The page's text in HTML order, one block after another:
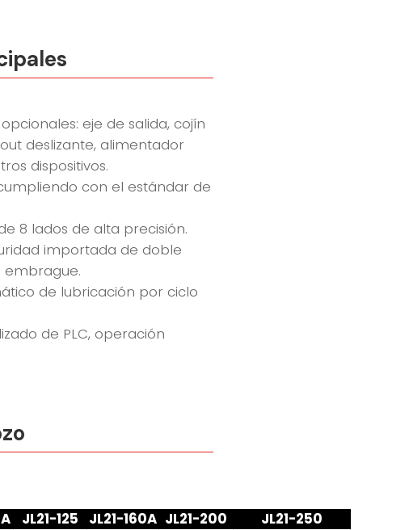
eje de salida, cojín
deslizante, alimentador
dispositivos.
con el estándar de
8 lados de alta precisión.
importada de doble
embrague.
de lubricación por ciclo
de PLC, operación
JL21-125 JL21-160A JL21-200
JL21-250